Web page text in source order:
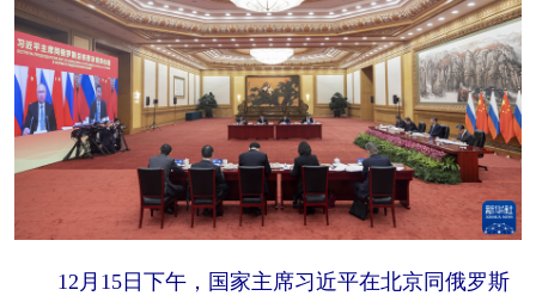
12月15日下午，国家主席习近平在北京同俄罗斯